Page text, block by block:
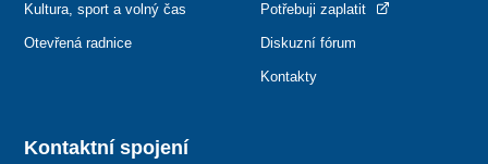
Kontaktní spojení
Kultura, sport a volný čas
Otevřená radnice
Potřebuji zaplatit
Diskuzní fórum
Kontakty